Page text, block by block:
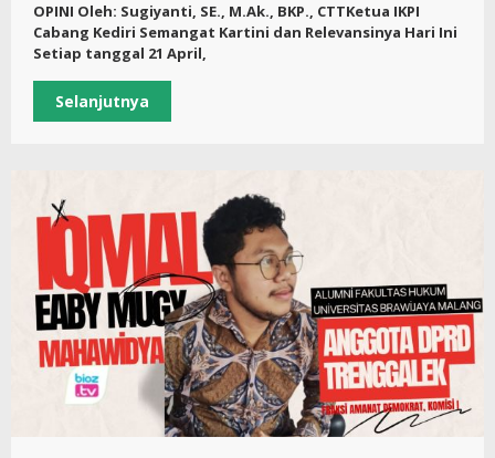
OPINI Oleh: Sugiyanti, SE., M.Ak., BKP., CTTKetua IKPI
Cabang Kediri Semangat Kartini dan Relevansinya Hari Ini
Setiap tanggal 21 April,
Selanjutnya